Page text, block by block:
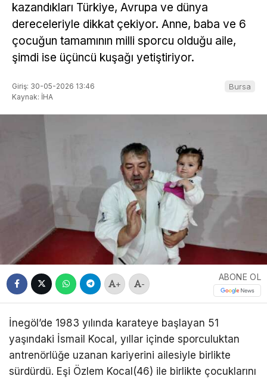
kazandıkları Türkiye, Avrupa ve dünya
dereceleriyle dikkat çekiyor. Anne, baba ve 6
çocuğun tamamının milli sporcu olduğu aile,
şimdi ise üçüncü kuşağı yetiştiriyor.
Giriş: 30-05-2026 13:46
Kaynak: İHA
Bursa
+ -
ABONE OL
İnegöl’de 1983 yılında karateye başlayan 51
yaşındaki İsmail Kocal, yıllar içinde sporculuktan
antrenörlüğe uzanan kariyerini ailesiyle birlikte
sürdürdü. Eşi Özlem Kocal(46) ile birlikte çocuklarını